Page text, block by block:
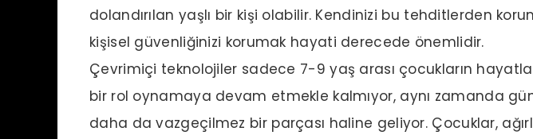
dolandırılan yaşlı bir kişi olabilir. Kendinizi bu tehditlerden
kişisel güvenliğinizi korumak hayati derecede önemlidir.
Çevrimiçi teknolojiler sadece 7-9 yaş arası çocukların
bir rol oynamaya devam etmekle kalmıyor, aynı zamanda
daha da vazgeçilmez bir parçası haline geliyor. Çocuklar,